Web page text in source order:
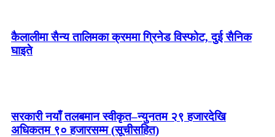
कैलालीमा सैन्य तालिमका क्रममा ग्रिनेड विस्फोट, दुई सैनिक
घाइते
सरकारी नयाँ तलबमान स्वीकृत–न्युनतम २९ हजारदेखि
अधिकतम ९० हजारसम्म (सूचीसहित)